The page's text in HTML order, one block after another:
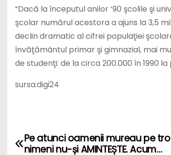
“Dacă la începutul anilor ’90 şcolile şi
şcolar numărul acestora a ajuns la 3,5
declin dramatic al cifrei populaţiei
învăţământul primar şi gimnazial, mai
de studenţi: de la circa 200.000 în 1990
sursa:digi24
Pe atunci oamenii mureau pe
nimeni nu-și AMINTEȘTE. Acum…